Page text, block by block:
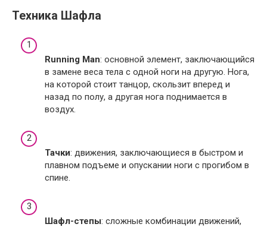
Техника Шафла
Running Man: основной элемент, заключающийся
в замене веса тела с одной ноги на другую. Нога,
на которой стоит танцор, скользит вперед и
назад по полу, а другая нога поднимается в
воздух.
Тачки: движения, заключающиеся в быстром и
плавном подъеме и опускании ноги с прогибом в
спине.
Шафл-степы: сложные комбинации движений,